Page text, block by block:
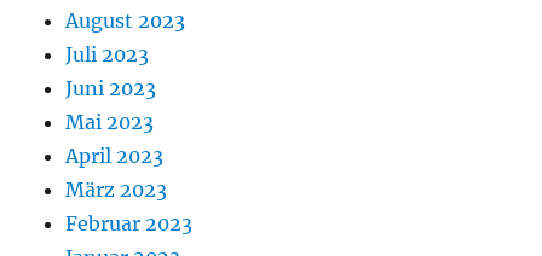
August 2023
Juli 2023
Juni 2023
Mai 2023
April 2023
März 2023
Februar 2023